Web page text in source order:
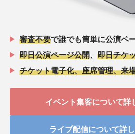
審査不要で誰でも簡単に公演ペ
即日公演ページ公開
即日チケ
チケット電子化、座席管理、来
イベント集客について詳
ライブ配信について詳